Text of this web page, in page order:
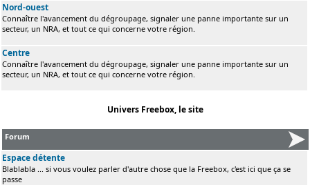
Nord-ouest
Connaître l'avancement du dégroupage, signaler une panne importante sur un
secteur, un NRA, et tout ce qui concerne votre région.
Centre
Connaître l'avancement du dégroupage, signaler une panne importante sur un
secteur, un NRA, et tout ce qui concerne votre région.
Univers Freebox, le site
Forum
Espace détente
Blablabla ... si vous voulez parler d'autre chose que la Freebox, c'est ici que ça se
passe